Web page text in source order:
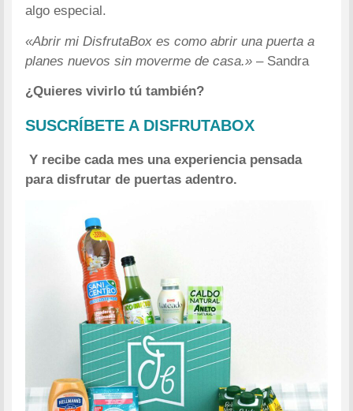
algo especial.
«Abrir mi DisfrutaBox es como abrir una puerta a
planes nuevos sin moverme de casa.» – Sandra
¿Quieres vivirlo tú también?
SUSCRÍBETE A DISFRUTABOX
Y recibe cada mes una experiencia pensada
para disfrutar de puertas adentro.